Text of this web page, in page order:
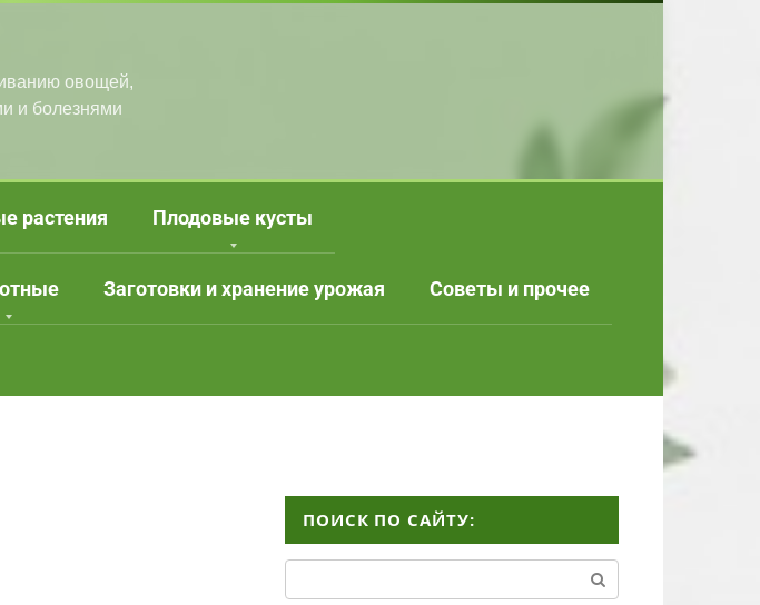
овощей,
и болезнями
растения Плодовые кусты
Заготовки и хранение урожая Советы и прочее
ПОИСК ПО САЙТУ: